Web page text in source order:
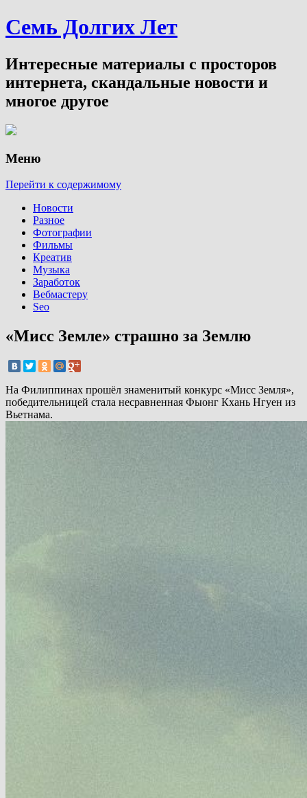
Семь Долгих Лет
Интересные материалы с просторов
интернета, скандальные новости и
многое другое
Меню
Перейти к содержимому
Новости
Разное
Фотографии
Фильмы
Креатив
Музыка
Заработок
Вебмастеру
Seo
«Мисс Земле» страшно за Землю
На Филиппинах прошёл знаменитый конкурс «Мисс Земля»,
победительницей стала несравненная Фыонг Кхань Нгуен из
Вьетнама.